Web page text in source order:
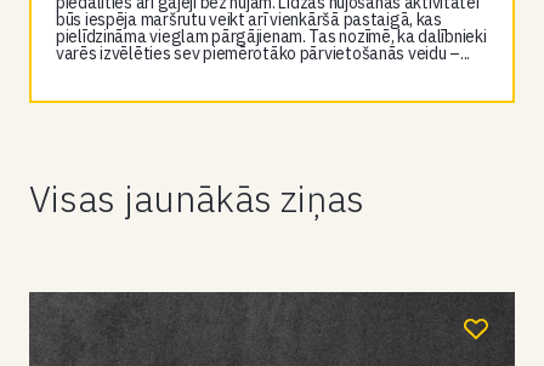
būs iespēja maršrutu veikt arī vienkāršā pastaigā, kas
pielīdzināma vieglam pārgājienam. Tas nozīmē, ka dalībnieki
varēs izvēlēties sev piemērotāko pārvietošanās veidu –...
Visas jaunākās ziņas